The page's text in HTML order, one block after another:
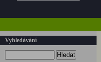
Vyhledávání
Hledat